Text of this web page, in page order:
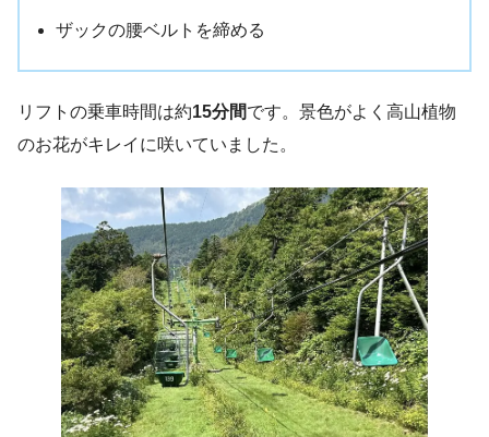
ザックの腰ベルトを締める
リフトの乗車時間は約15分間です。景色がよく高山植物
のお花がキレイに咲いていました。